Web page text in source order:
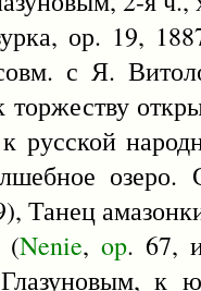
ор. 19,
с Я.
русской
озеро.
Танец
(Nenie, op. 67,
к